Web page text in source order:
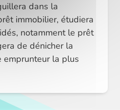
dans la
immobilier, étudiera
notamment le prêt
de dénicher la
emprunteur la plus